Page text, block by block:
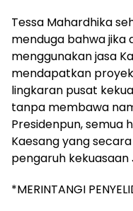
Tessa Mahardhika
menduga bahwa jika
menggunakan jasa
mendapatkan
lingkaran pusat
tanpa membawa
Presidenpun, semua
Kaesang yang
pengaruh kekuasaan
*MERINTANGI